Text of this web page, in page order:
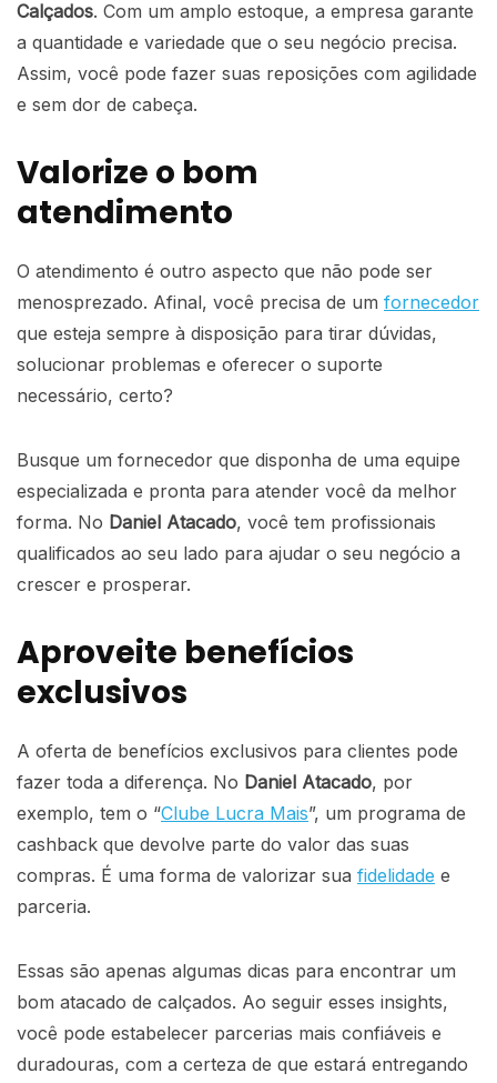
Calçados. Com um amplo estoque, a empresa garante
a quantidade e variedade que o seu negócio precisa.
Assim, você pode fazer suas reposições com agilidade
e sem dor de cabeça.
Valorize o bom
atendimento
O atendimento é outro aspecto que não pode ser
menosprezado. Afinal, você precisa de um fornecedor
que esteja sempre à disposição para tirar dúvidas,
solucionar problemas e oferecer o suporte
necessário, certo?
Busque um fornecedor que disponha de uma equipe
especializada e pronta para atender você da melhor
forma. No Daniel Atacado, você tem profissionais
qualificados ao seu lado para ajudar o seu negócio a
crescer e prosperar.
Aproveite benefícios
exclusivos
A oferta de benefícios exclusivos para clientes pode
fazer toda a diferença. No Daniel Atacado, por
exemplo, tem o “Clube Lucra Mais”, um programa de
cashback que devolve parte do valor das suas
compras. É uma forma de valorizar sua fidelidade e
parceria.
Essas são apenas algumas dicas para encontrar um
bom atacado de calçados. Ao seguir esses insights,
você pode estabelecer parcerias mais confiáveis e
duradouras, com a certeza de que estará entregando